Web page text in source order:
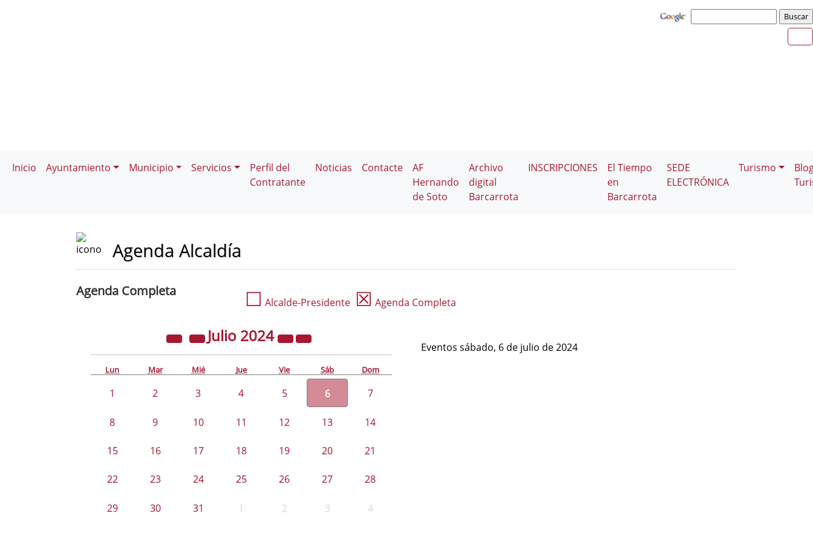
Inicio Ayuntamiento Municipio Servicios
Perfil del
Contratante
Noticias Contacte
AF
Hernando
de Soto
Archivo
digital
Barcarrota
INSCRIPCIONES
El Tiempo
en
Barcarrota
SEDE
ELECTRÓNICA
Turismo
Agenda Alcaldía
Agenda Completa ☐ Alcalde-Presidente ☒ Agenda Completa
Julio 2024
Lun Mar Mié Jue Vie Sáb Dom
1 2 3 4 5 6 7
8 9 10 11 12 13 14
15 16 17 18 19 20 21
22 23 24 25 26 27 28
29 30 31 1 2 3 4
Eventos sábado, 6 de julio de 2024